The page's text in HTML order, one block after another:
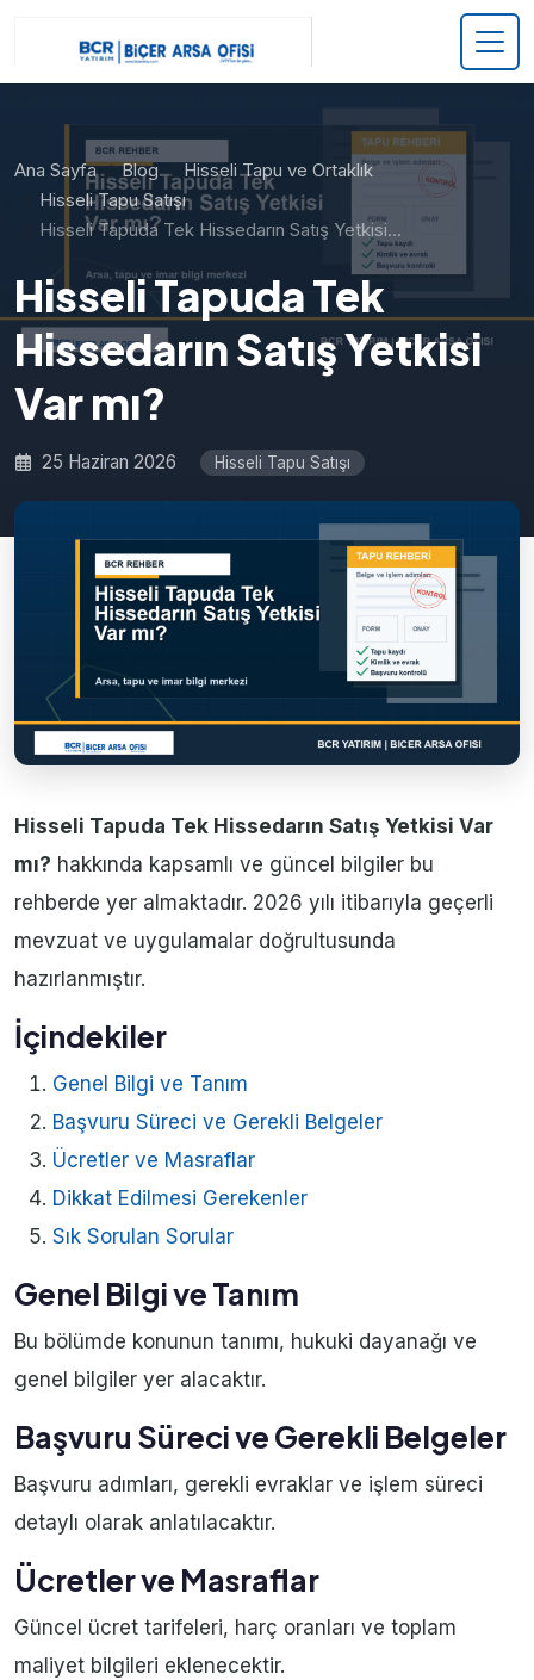
Ana Sayfa Blog
Hisseli Tapu ve Ortaklık
Hisseli Tapu Satışı
Hisseli Tapuda Tek Hissedarın Satış Yetkisi…
Hisseli Tapuda Tek
Hissedarın Satış Yetkisi
Var mı?
25 Haziran 2026 Hisseli Tapu Satışı
Hisseli Tapuda Tek Hissedarın Satış Yetkisi Var
mı? hakkında kapsamlı ve güncel bilgiler bu
rehberde yer almaktadır. 2026 yılı itibarıyla geçerli
mevzuat ve uygulamalar doğrultusunda
hazırlanmıştır.
İçindekiler
Genel Bilgi ve Tanım
Başvuru Süreci ve Gerekli Belgeler
Ücretler ve Masraflar
Dikkat Edilmesi Gerekenler
Sık Sorulan Sorular
Genel Bilgi ve Tanım
Bu bölümde konunun tanımı, hukuki dayanağı ve
genel bilgiler yer alacaktır.
Başvuru Süreci ve Gerekli Belgeler
Başvuru adımları, gerekli evraklar ve işlem süreci
detaylı olarak anlatılacaktır.
Ücretler ve Masraflar
Güncel ücret tarifeleri, harç oranları ve toplam
maliyet bilgileri eklenecektir.